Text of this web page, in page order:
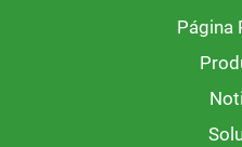
Página